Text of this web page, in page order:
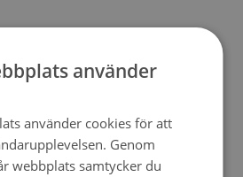
och UV-strålar.
använder
använder cookies för att
Genom
webbplats samtycker du